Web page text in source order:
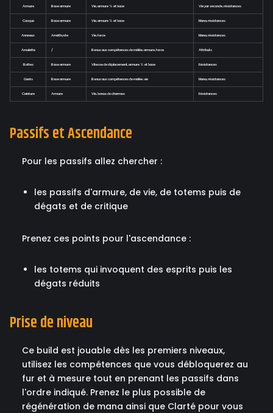
Armure Base armure Vie, armure % et base Vie par seconde, résistances
Casque Base armure Vie, armure % et base Mana, résistances
Anneaux Améthyste Vie, force Mana, résistances
Amulette / Bonus aux compétences de mêlée, armure, force Attributs
Bottes Base armure Vitesse de déplacement, armure % et base Résistances
Gants Base armure Bonus aux compétences de mêlée, vie Mana, résistances
Ceinture Armure Vie, bonus de charmes Résistances
Passifs et Ascendance
Pour les passifs allez chercher :
les passifs d'armure, de vie, de totems puis de
dégats et de critique
Prenez ces points pour l'ascendance :
les totems qui invoquent des esprits puis les
dégats réduits
Prise de niveau
Ce build est jouable dès les premiers niveaux,
utilisez les compétences que vous débloquerez au
fur et à mesure tout en prenant les passifs dans
l'ordre indiqué. Prenez le plus possible de
régénération de mana ainsi que Clarté pour vous